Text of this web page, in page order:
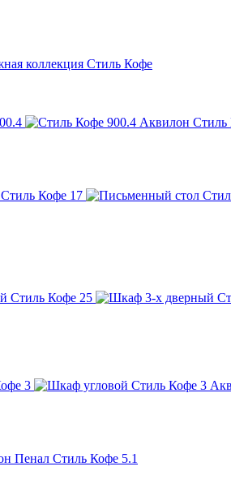
коллекция Стиль Кофе
Аквилон Стиль
Пенал Стиль Кофе 5.1